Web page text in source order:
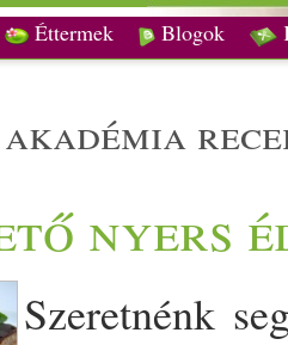
Éttermek Blogok
nyers
Szeretnénk